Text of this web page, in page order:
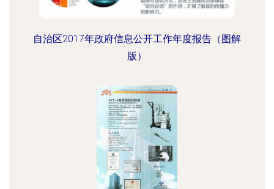
自治区2017年政府信息公开工作年度报告（图解
版）